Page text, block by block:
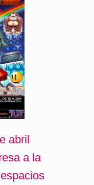
abril
a la